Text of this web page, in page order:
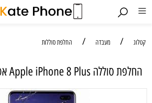
קטלוג / מעבדה / החלפת סוללות
‏החלפת סוללה Apple iPhone 8 Plus אפל